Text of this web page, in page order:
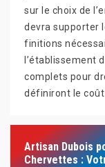
sur le choix de
devra supporter
finitions
l’établissement
complets pour
définiront le coût
Artisan Dubois
Chervettes :